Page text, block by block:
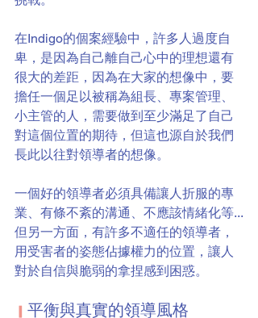
在Indigo的個案經驗中，許多人過度自
卑，是因為自己離自己心中的理想還有
很大的差距，因為在大家的想像中，要
擔任一個足以被稱為組長、專案管理、
小主管的人，需要做到至少滿足了自己
對這個位置的期待，但這也源自於我們
長此以往對領導者的想像。
一個好的領導者必須具備讓人折服的專
業、有條不紊的溝通、不應該情緒化等...
但另一方面，有許多不適任的領導者，
用受害者的姿態佔據權力的位置，讓人
對於自信與脆弱的拿捏感到困惑。
平衡與真實的領導風格